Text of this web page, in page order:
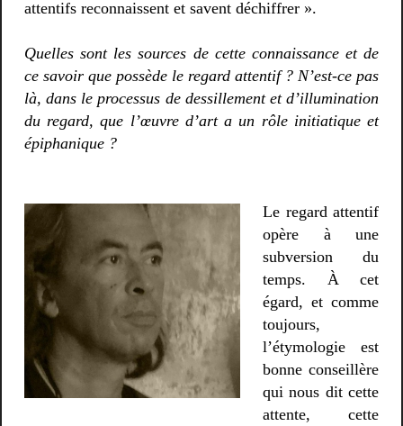
attentifs reconnaissent et savent déchiffrer ».
Quelles sont les sources de cette connaissance et de
ce savoir que possède le regard attentif ? N’est-ce pas
là, dans le processus de dessillement et d’illumination
du regard, que l’œuvre d’art a un rôle initiatique et
épiphanique ?
Le regard attentif
opère à une
subversion du
temps. À cet
égard, et comme
toujours,
l’étymologie est
bonne conseillère
qui nous dit cette
attente, cette